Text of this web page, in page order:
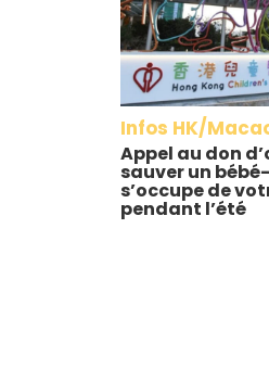
Infos HK/
Appel au don
sauver un
s’occupe de
pendant l’été